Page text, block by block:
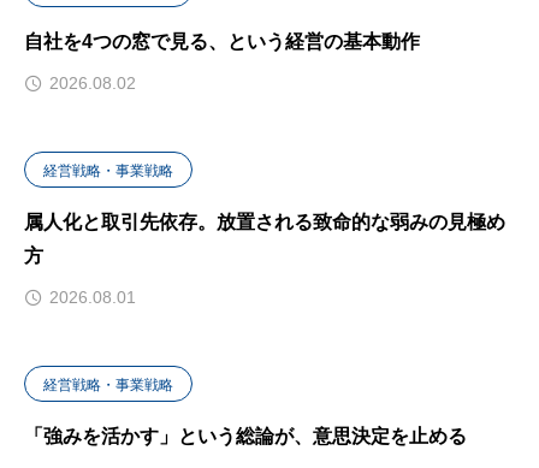
自社を4つの窓で見る、という経営の基本動作
2026.08.02
経営戦略・事業戦略
属人化と取引先依存。放置される致命的な弱みの見極め
方
2026.08.01
経営戦略・事業戦略
「強みを活かす」という総論が、意思決定を止める